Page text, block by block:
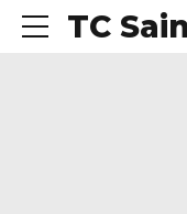
TC